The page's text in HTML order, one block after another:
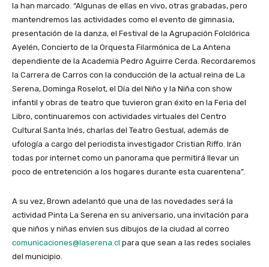
la han marcado. “Algunas de ellas en vivo, otras grabadas, pero
mantendremos las actividades como el evento de gimnasia,
presentación de la danza, el Festival de la Agrupación Folclórica
Ayelén, Concierto de la Orquesta Filarmónica de La Antena
dependiente de la Academia Pedro Aguirre Cerda. Recordaremos
la Carrera de Carros con la conducción de la actual reina de La
Serena, Dominga Roselot, el Día del Niño y la Niña con show
infantil y obras de teatro que tuvieron gran éxito en la Feria del
Libro, continuaremos con actividades virtuales del Centro
Cultural Santa Inés, charlas del Teatro Gestual, además de
ufología a cargo del periodista investigador Cristian Riffo. Irán
todas por internet como un panorama que permitirá llevar un
poco de entretención a los hogares durante esta cuarentena”.
A su vez, Brown adelantó que una de las novedades será la
actividad Pinta La Serena en su aniversario, una invitación para
que niños y niñas envíen sus dibujos de la ciudad al correo
comunicaciones@laserena.cl para que sean a las redes sociales
del municipio.